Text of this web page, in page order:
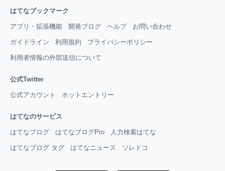
はてなブックマーク
アプリ・拡張機能 開発ブログ ヘルプ お問い合わせ
ガイドライン 利用規約 プライバシーポリシー
利用者情報の外部送信について
公式Twitter
公式アカウント ホットエントリー
はてなのサービス
はてなブログ はてなブログPro 人力検索はてな
はてなブログ タグ はてなニュース ソレドコ